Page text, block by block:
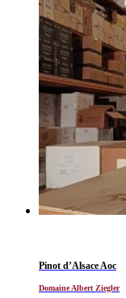
Pinot d’Alsace Aoc
Domaine Albert Ziegler